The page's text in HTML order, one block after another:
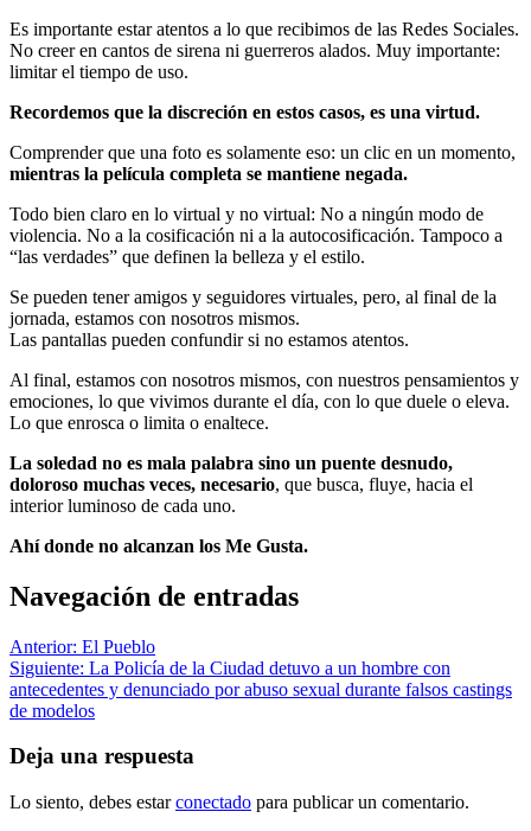
Es importante estar atentos a lo que recibimos de las Redes Sociales.
No creer en cantos de sirena ni guerreros alados. Muy importante:
limitar el tiempo de uso.
Recordemos que la discreción en estos casos, es una virtud.
Comprender que una foto es solamente eso: un clic en un momento,
mientras la película completa se mantiene negada.
Todo bien claro en lo virtual y no virtual: No a ningún modo de
violencia. No a la cosificación ni a la autocosificación. Tampoco a
“las verdades” que definen la belleza y el estilo.
Se pueden tener amigos y seguidores virtuales, pero, al final de la
jornada, estamos con nosotros mismos.
Las pantallas pueden confundir si no estamos atentos.
Al final, estamos con nosotros mismos, con nuestros pensamientos y
emociones, lo que vivimos durante el día, con lo que duele o eleva.
Lo que enrosca o limita o enaltece.
La soledad no es mala palabra sino un puente desnudo,
doloroso muchas veces, necesario, que busca, fluye, hacia el
interior luminoso de cada uno.
Ahí donde no alcanzan los Me Gusta.
Navegación de entradas
Anterior: El Pueblo
Siguiente: La Policía de la Ciudad detuvo a un hombre con
antecedentes y denunciado por abuso sexual durante falsos castings
de modelos
Deja una respuesta
Lo siento, debes estarconectado para publicar un comentario.